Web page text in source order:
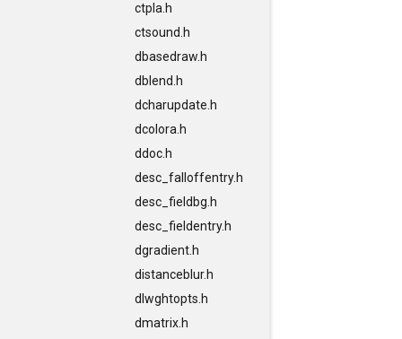
ctpla.h
ctsound.h
dbasedraw.h
dblend.h
dcharupdate.h
dcolora.h
ddoc.h
desc_falloffentry.h
desc_fieldbg.h
desc_fieldentry.h
dgradient.h
distanceblur.h
dlwghtopts.h
dmatrix.h